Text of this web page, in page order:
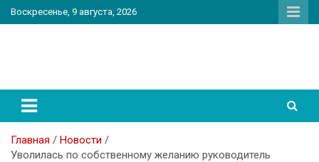
Перейти
к
Воскресенье, 9 августа, 2026
Главная
Новости
Уволилась по собственному желанию руководитель